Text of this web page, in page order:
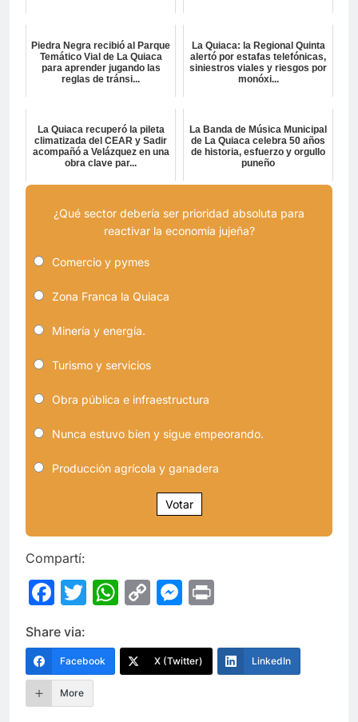
Piedra Negra recibió al Parque
Temático Vial de La Quiaca
para aprender jugando las
reglas de tránsi...
La Quiaca: la Regional Quinta
alertó por estafas telefónicas,
siniestros viales y riesgos por
monóxi...
La Quiaca recuperó la pileta
climatizada del CEAR y Sadir
acompañó a Velázquez en una
obra clave par...
La Banda de Música Municipal
de La Quiaca celebra 50 años
de historia, esfuerzo y orgullo
puneño
¿Qué sector debería ser prioridad absoluta para
reactivar la economía jujeña?
Comercio y pymes
Zona Franca la Quiaca
Minería y energía.
Turismo y servicios
Obra pública e infraestructura
Nunca estuvo bien y sigue empeorando.
Producción agrícola y ganadera
Votar
Compartí:
Facebook
Twitter
WhatsApp
CopyMessenger
Share via:
Facebook X (Twitter) LinkedIn
More